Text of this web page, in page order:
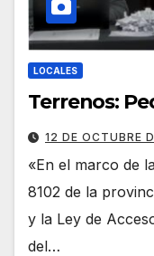
LOCALES
Terrenos:
12 DE OCTUBRE
«En el marco de
8102 de la
y la Ley de
del…